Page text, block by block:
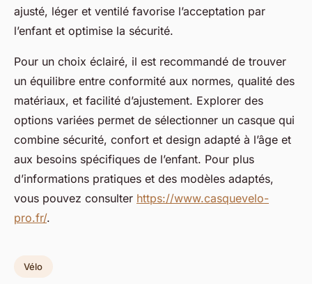
ajusté, léger et ventilé favorise l’acceptation par
l’enfant et optimise la sécurité.
Pour un choix éclairé, il est recommandé de trouver
un équilibre entre conformité aux normes, qualité des
matériaux, et facilité d’ajustement. Explorer des
options variées permet de sélectionner un casque qui
combine sécurité, confort et design adapté à l’âge et
aux besoins spécifiques de l’enfant. Pour plus
d’informations pratiques et des modèles adaptés,
vous pouvez consulter https://www.casquevelo-
pro.fr/.
Vélo